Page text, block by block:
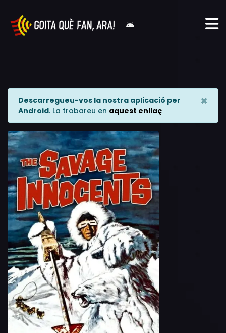
Descarregueu-vos la nostra aplicació per
Android. La trobareu en aquest enllaç
×